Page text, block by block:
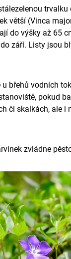
větší (Vinca
do výšky až 65
září. Listy jsou
u břehů vodních
pokud
či skalkách, ale i
zvládne